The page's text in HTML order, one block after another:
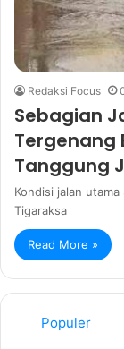
Redaksi Focus
Sebagian
Tergenang
Tanggung
Kondisi jalan
Tigaraksa
Read More »
Populer